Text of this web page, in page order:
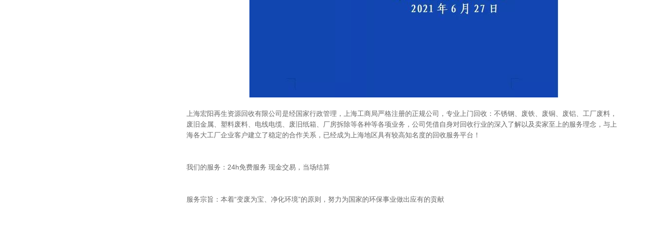
上海宏阳再生资源回收有限公司是经国家行政管理，上海工商局严格注册的正规公司，专业上门回收：不锈钢、废铁、废铜、废铝、工厂废料，
废旧金属、塑料废料、电线电缆、废旧纸箱、厂房拆除等各种等各项业务，公司凭借自身对回收行业的深入了解以及卖家至上的服务理念，与上
海各大工厂企业客户建立了稳定的合作关系，已经成为上海地区具有较高知名度的回收服务平台！
我们的服务：24h免费服务 现金交易，当场结算
服务宗旨：本着“变废为宝、净化环境”的原则，努力为国家的环保事业做出应有的贡献